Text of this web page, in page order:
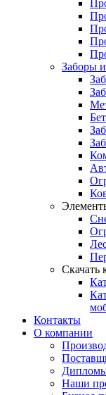
Заборы
Скачать
Контакты
О компании
Наши